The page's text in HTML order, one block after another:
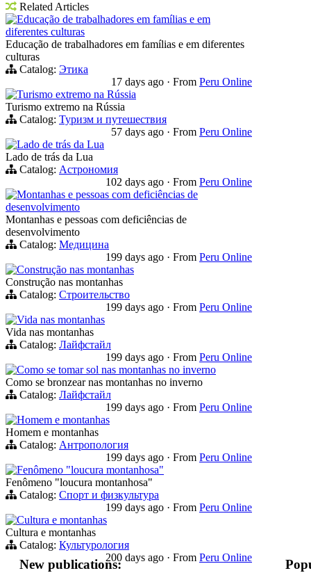
Related Articles
Educação de trabalhadores em famílias e em
diferentes culturas
Educação de trabalhadores em famílias e em diferentes
culturas
Catalog: Этика
17 days ago · From Peru Online
Turismo extremo na Rússia
Turismo extremo na Rússia
Catalog: Туризм и путешествия
57 days ago · From Peru Online
Lado de trás da Lua
Lado de trás da Lua
Catalog: Астрономия
102 days ago · From Peru Online
Montanhas e pessoas com deficiências de
desenvolvimento
Montanhas e pessoas com deficiências de
desenvolvimento
Catalog: Медицина
199 days ago · From Peru Online
Construção nas montanhas
Construção nas montanhas
Catalog: Строительство
199 days ago · From Peru Online
Vida nas montanhas
Vida nas montanhas
Catalog: Лайфстайл
199 days ago · From Peru Online
Como se tomar sol nas montanhas no inverno
Como se bronzear nas montanhas no inverno
Catalog: Лайфстайл
199 days ago · From Peru Online
Homem e montanhas
Homem e montanhas
Catalog: Антропология
199 days ago · From Peru Online
Fenômeno "loucura montanhosa"
Fenômeno "loucura montanhosa"
Catalog: Спорт и физкультура
199 days ago · From Peru Online
Cultura e montanhas
Cultura e montanhas
Catalog: Культурология
200 days ago · From Peru Online
New publications: